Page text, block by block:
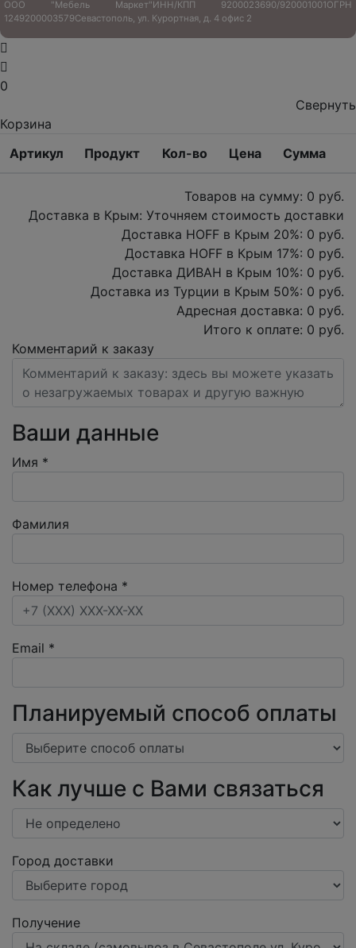
ООО "Мебель Маркет"ИНН/КПП 9200023690/920001001ОГРН
1249200003579Севастополь, ул. Курортная, д. 4 офис 2
0
Свернуть
Корзина
Артикул
Продукт Кол-во Цена Сумма
Товаров на сумму: 0 руб.
Доставка в Крым: Уточняем стоимость доставки
Доставка HOFF в Крым 20%: 0 руб.
Доставка HOFF в Крым 17%: 0 руб.
Доставка ДИВАН в Крым 10%: 0 руб.
Доставка из Турции в Крым 50%: 0 руб.
Адресная доставка: 0 руб.
Итого к оплате: 0 руб.
Комментарий к заказу
Ваши данные
Имя *
Фамилия
Номер телефона *
Email *
Планируемый способ оплаты
Как лучше с Вами связаться
Город доставки
Получение